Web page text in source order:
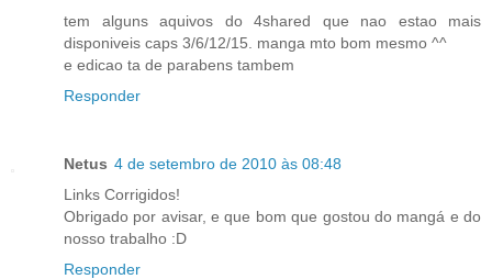
tem alguns aquivos do 4shared que nao estao mais
disponiveis caps 3/6/12/15. manga mto bom mesmo ^^
e edicao ta de parabens tambem
Responder
Netus 4 de setembro de 2010 às 08:48
Links Corrigidos!
Obrigado por avisar, e que bom que gostou do mangá e do
nosso trabalho :D
Responder